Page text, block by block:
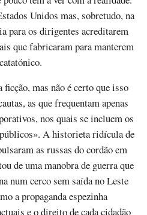
Unidos mas, sobretudo, na
para os dirigentes acreditarem
que fabricaram para manterem
mas não é certo que isso
as que frequentam apenas
nos quais se incluem os
A historieta ridícula de
as russas do cordão em
de uma manobra de guerra que
num cerco sem saída no Leste
a propaganda espezinha
e o direito de cada cidadão